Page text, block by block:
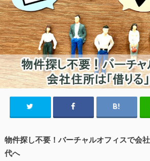
物件探し不要！バーチャルオフィスで会
代へ